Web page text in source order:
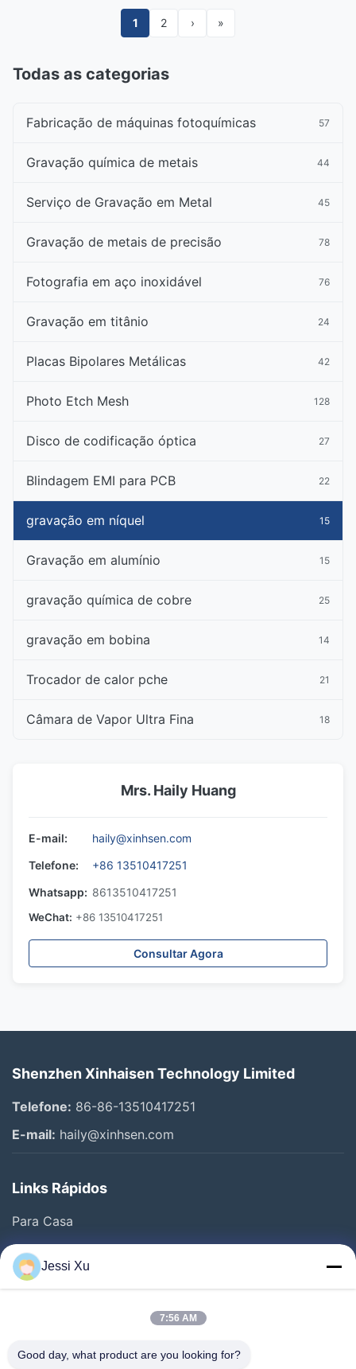
1 2 › »
Todas as categorias
Fabricação de máquinas fotoquímicas 57
Gravação química de metais 44
Serviço de Gravação em Metal 45
Gravação de metais de precisão 78
Fotografia em aço inoxidável 76
Gravação em titânio 24
Placas Bipolares Metálicas 42
Photo Etch Mesh 128
Disco de codificação óptica 27
Blindagem EMI para PCB 22
gravação em níquel 15
Gravação em alumínio 15
gravação química de cobre 25
gravação em bobina 14
Trocador de calor pche 21
Câmara de Vapor Ultra Fina 18
Mrs. Haily Huang
E-mail:
haily@xinhsen.com
Telefone:
+86 13510417251
Whatsapp: 8613510417251
WeChat: +86 13510417251
Consultar Agora
Shenzhen Xinhaisen Technology Limited
Telefone: 86-86-13510417251
E-mail: haily@xinhsen.com
Links Rápidos
Para Casa
Produtos
Vídeos
Controle De Qualidade
Jessi Xu
7:56 AM
Good day, what product are you looking for?